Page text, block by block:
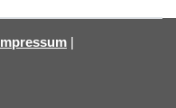
Impressum